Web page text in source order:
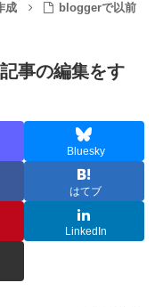
成
bloggerで以前
事の編集をす
Bluesky
はてブ
LinkedIn